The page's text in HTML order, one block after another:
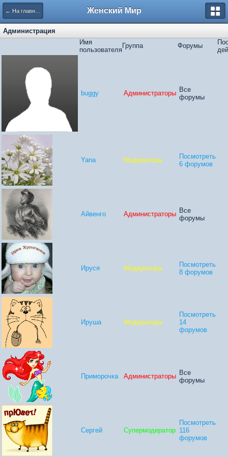
← На главную Женский Мир
Администрация
Имя
пользователя
Группа Форумы
buggy Администраторы Все
форумы
Yana Модераторы
Посмотреть
6 форумов
Айвенго Администраторы Все
форумы
Ируся Модераторы
Посмотреть
8 форумов
Ируша Модераторы
Посмотреть
14
форумов
Приморочка Администраторы Все
форумы
Сергей Супермодератор
Посмотреть
116
форумов